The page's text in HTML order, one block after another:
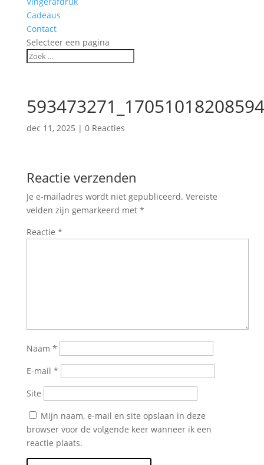
Cadeaus
Contact
Selecteer een pagina
dec 11, 2025 | 0 Reacties
Reactie verzenden
Je e-mailadres wordt niet gepubliceerd. Vereiste
velden zijn gemarkeerd met *
Reactie *
Naam *
E-mail *
Site
Mijn naam, e-mail en site opslaan in deze
browser voor de volgende keer wanneer ik een
reactie plaats.